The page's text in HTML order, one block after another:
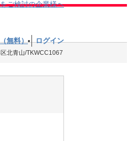
ご検討の企業様へ
無料） ログイン
北青山/TKWCC1067